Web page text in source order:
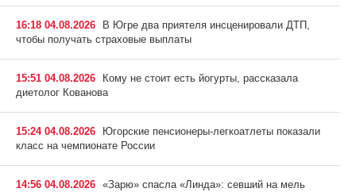
16:18 04.08.2026
В Югре два приятеля инсценировали ДТП,
чтобы получать страховые выплаты
15:51 04.08.2026
Кому не стоит есть йогурты, рассказала
диетолог Кованова
15:24 04.08.2026
Югорские пенсионеры-легкоатлеты показали
класс на чемпионате России
14:56 04.08.2026 «Зарю» спасла «Линда»: севший на мель